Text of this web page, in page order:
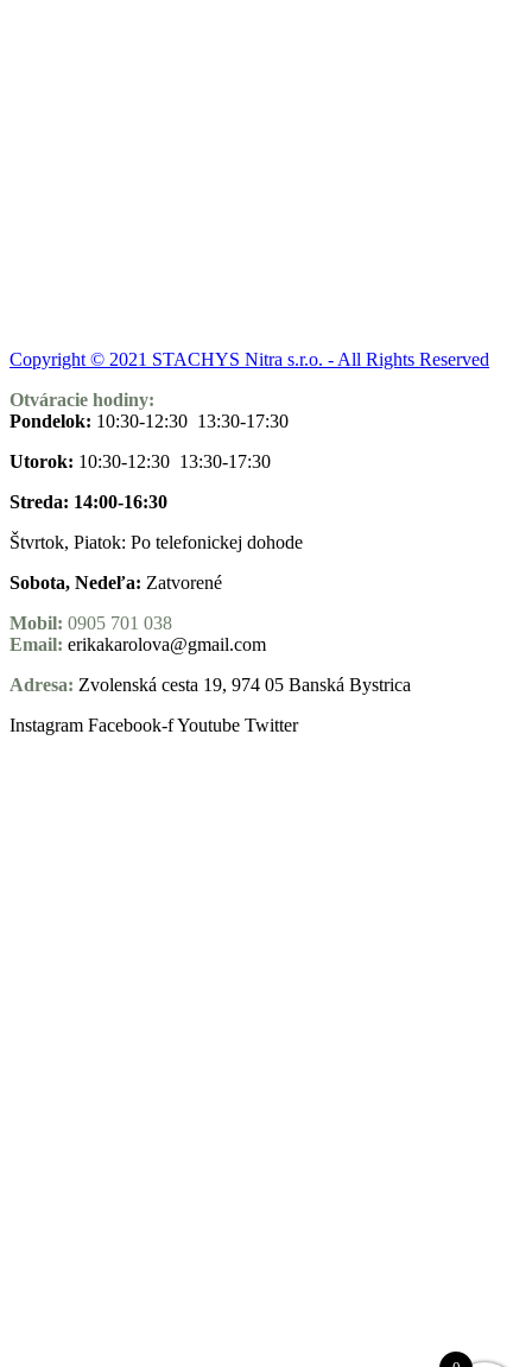
Copyright © 2021 STACHYS Nitra s.r.o. - All Rights Reserved
Otváracie hodiny:
Pondelok: 10:30-12:30 13:30-17:30
Utorok: 10:30-12:30 13:30-17:30
Streda: 14:00-16:30
Štvrtok, Piatok: Po telefonickej dohode
Sobota, Nedeľa: Zatvorené
Mobil: 0905 701 038
Email: erikakarolova@gmail.com
Adresa: Zvolenská cesta 19, 974 05 Banská Bystrica
Instagram Facebook-fYoutube Twitter